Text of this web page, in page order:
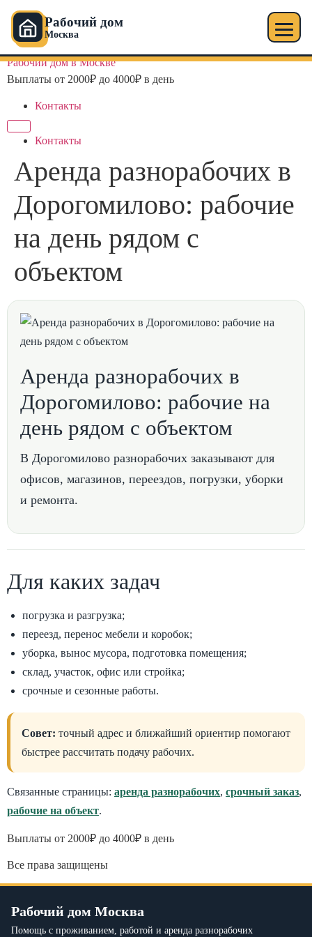
Рабочий дом
Москва
Перейти
Рабочий дом в Москве
Выплаты от 2000₽ до 4000₽ в день
Контакты
Контакты
Аренда разнорабочих в
Дорогомилово: рабочие
на день рядом с
объектом
Аренда разнорабочих в
Дорогомилово: рабочие на
день рядом с объектом
В Дорогомилово разнорабочих заказывают для
офисов, магазинов, переездов, погрузки, уборки
и ремонта.
Для каких задач
погрузка и разгрузка;
переезд, перенос мебели и коробок;
уборка, вынос мусора, подготовка помещения;
склад, участок, офис или стройка;
срочные и сезонные работы.
Совет: точный адрес и ближайший ориентир помогают
быстрее рассчитать подачу рабочих.
Связанные страницы: аренда разнорабочих, срочный заказ,
рабочие на объект.
Выплаты от 2000₽ до 4000₽ в день
Все права защищены
Рабочий дом Москва
Помощь с проживанием, работой и аренда разнорабочих